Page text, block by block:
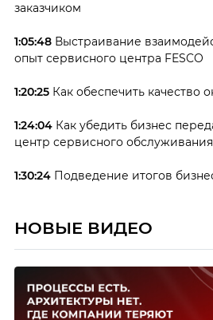
заказчиком
1:05:48 Выстраивание
опыт сервисного центра FESCO
1:20:25 Как обеспечить качество
1:24:04Как убедить бизнес
центр сервисного
1:30:24 Подведение итогов
НОВЫЕ ВИДЕО